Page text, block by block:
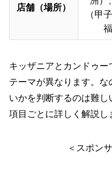
店舗（場所）
（甲
キッザニアとカンドゥ
テーマが異なります。な
いかを判断するのは難
項目ごとに詳しく解説し
＜スポン